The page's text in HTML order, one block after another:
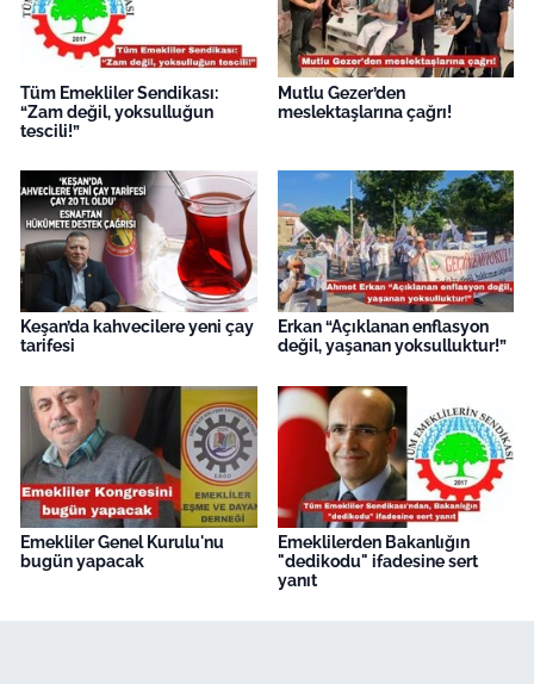
Tüm Emekliler Sendikası:
“Zam değil, yoksulluğun
tescili!”
Mutlu Gezer’den
meslektaşlarına çağrı!
Keşan’da kahvecilere yeni çay
tarifesi
Erkan “Açıklanan enflasyon
değil, yaşanan yoksulluktur!”
Emekliler Genel Kurulu'nu
bugün yapacak
Emeklilerden Bakanlığın
"dedikodu" ifadesine sert
yanıt